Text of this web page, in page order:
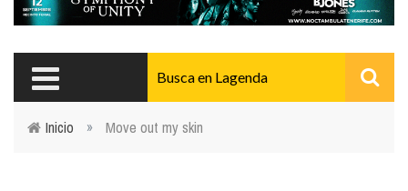
Inicio » Move out my skin